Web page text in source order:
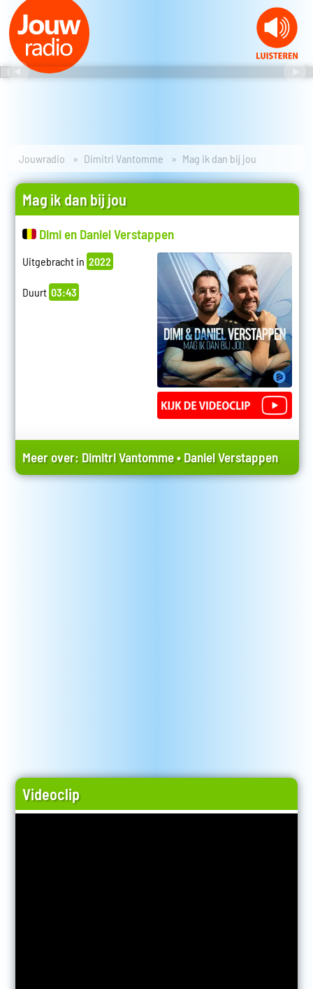
Jouwradio Dimitri Vantomme Mag ik dan bij jou
Mag ik dan bij jou
Dimi en Daniel Verstappen
Uitgebracht in 2022
Duurt 03:43
Meer over: Dimitri Vantomme•Daniel Verstappen
Videoclip